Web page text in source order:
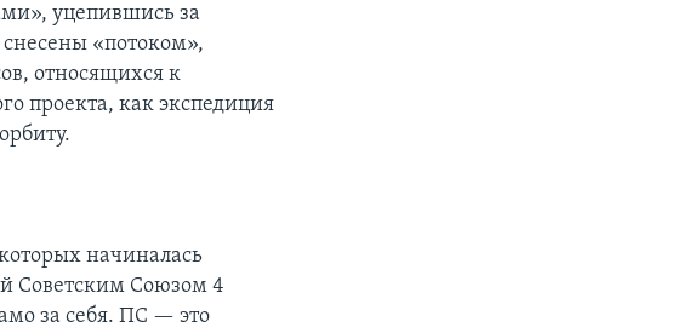
уцепившись за
«потоком»,
относящихся к
проекта, как экспедиция
начиналась
Советским Союзом 4
за себя. ПС — это